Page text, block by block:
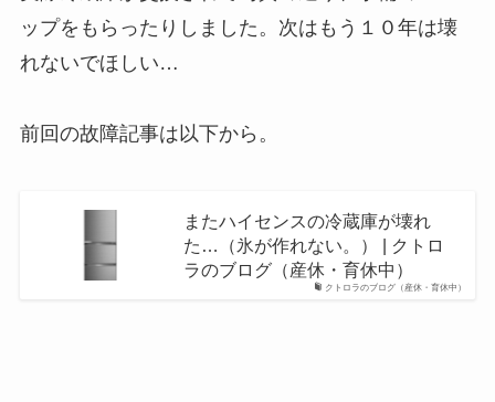
ップをもらったりしました。次はもう１０年は壊
れないでほしい…
前回の故障記事は以下から。
クトロラのブログ（産休・育休中）
またハイセンスの冷蔵庫が壊れ
た…（氷が作れない。） | クトロ
ラのブログ（産休・育休中）